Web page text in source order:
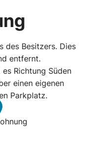
des Besitzers. Dies
entfernt.
Richtung Süden
einen eigenen
Parkplatz.